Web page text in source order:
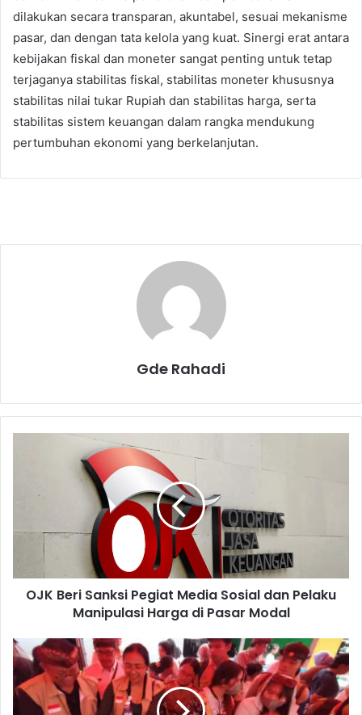
dilakukan secara transparan, akuntabel, sesuai mekanisme
pasar, dan dengan tata kelola yang kuat. Sinergi erat antara
kebijakan fiskal dan moneter sangat penting untuk tetap
terjaganya stabilitas fiskal, stabilitas moneter khususnya
stabilitas nilai tukar Rupiah dan stabilitas harga, serta
stabilitas sistem keuangan dalam rangka mendukung
pertumbuhan ekonomi yang berkelanjutan.
Gde Rahadi
a
i
P
g
OJK Beri Sanksi Pegiat Media Sosial dan Pelaku
Manipulasi Harga di Pasar Modal
K
i
a
t